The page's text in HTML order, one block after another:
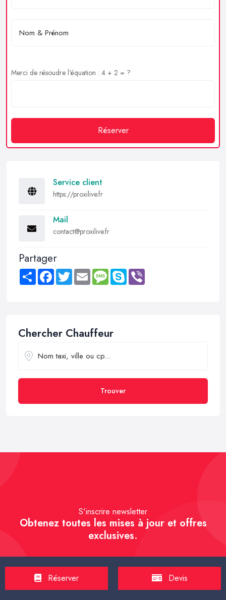
Merci de résoudre l'équation : 4 + 2 = ?
Réserver
Service client
https://proxilive.fr
Mail
contact@proxilive.fr
Partager
Share FacebookTwitter Email MessageSkype
Chercher Chauffeur
Trouver
S'inscrire newsletter
Obtenez toutes les mises à jour et offres
exclusives.
S'inscrire
Réserver Devis